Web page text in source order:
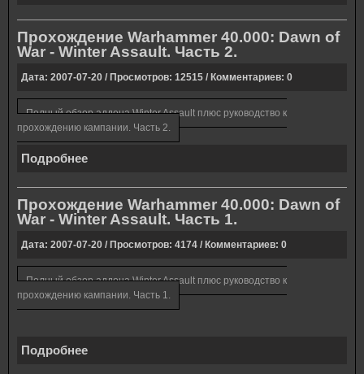
Прохождение Warhammer 40.000: Dawn of
War - Winter Assault. Часть 2.
Дата: 2007-07-20 / Просмотров: 12515 / Комментариев: 0
Полный обзор аддона Winter Assault плюс руководство к
прохождению кампании. Часть 2.
Подробнее
Прохождение Warhammer 40.000: Dawn of
War - Winter Assault. Часть 1.
Дата: 2007-07-20 / Просмотров: 4174 / Комментариев: 0
Полный обзор аддона Winter Assault плюс руководство к
прохождению кампании. Часть 1.
Подробнее